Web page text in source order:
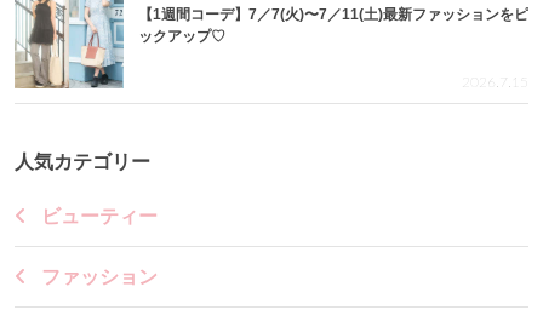
【1週間コーデ】7／7(火)〜7／11(土)最新ファッションをピ
ックアップ♡
2026.7.15
人気カテゴリー
ビューティー
ファッション